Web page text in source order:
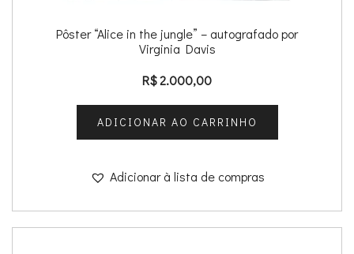
Pôster “Alice in the jungle” – autografado por
Virginia Davis
R$2.000,00
ADICIONAR AO CARRINHO
Adicionar à lista de compras